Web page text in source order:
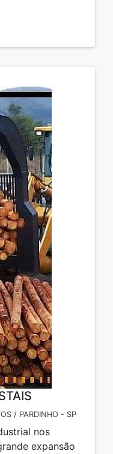
/ PARDINHO - SP
nos
expansão